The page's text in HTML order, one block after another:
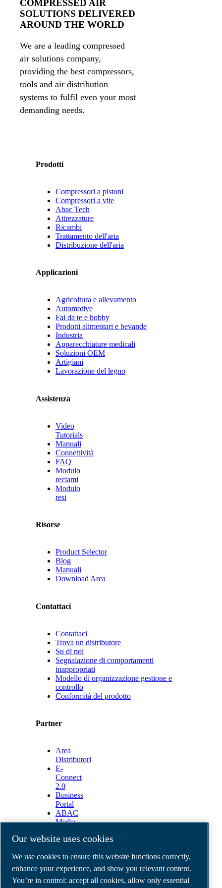
COMPRESSED AIR
SOLUTIONS DELIVERED
AROUND THE WORLD
We are a leading compressed
air solutions company,
providing the best compressors,
tools and air distribution
systems to fulfil even your most
demanding needs.
Prodotti
Compressori a pistoni
Compressori a vite
Abac Tech
Attrezzature
Ricambi
Trattamento dell'aria
Distribuzione dell'aria
Applicazioni
Agricoltura e allevamento
Automotive
Fai da te e hobby
Prodotti alimentari e bevande
Industria
Apparecchiature medicali
Soluzioni OEM
Artigiani
Lavorazione del legno
Assistenza
Video
Tutorials
Manuali
Connettività
FAQ
Modulo
reclami
Modulo
resi
Risorse
Product Selector
Blog
Manuali
Download Area
Contattaci
Contattaci
Trova un distributore
Su di noi
Segnalazione di comportamenti
inappropriati
Modello di organizzazione gestione e
controllo
Conformità del prodotto
Partner
Area
Distributori
E-
Connect
2.0
Business
Portal
ABAC
Media
Legal & Privacy Notices
Order return form
Order claim form
Our website uses cookies
We use cookies to ensure this website functions correctly,
enhance your experience, and show you relevant content.
You’re in control: accept all cookies, allow only essential